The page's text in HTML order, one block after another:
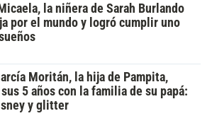
la niñera de Sarah Burlando
por el mundo y logró cumplir uno
Moritán, la hija de Pampita,
5 años con la familia de su papá:
y glitter